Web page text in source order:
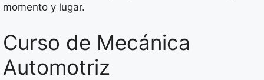
momento y lugar.
Curso de Mecánica
Automotriz